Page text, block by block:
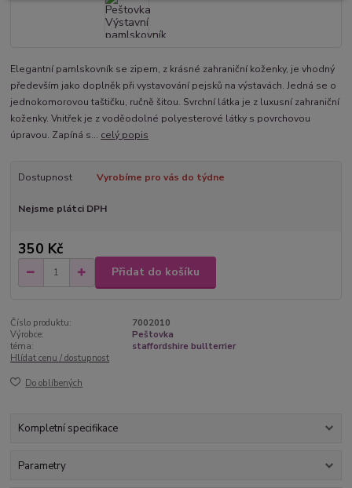
Elegantní pamlskovník se zipem, z krásné zahraniční koženky, je vhodný
především jako doplněk při vystavování pejsků na výstavách. Jedná se o
jednokomorovou taštičku, ručně šitou. Svrchní látka je z luxusní zahraniční
koženky. Vnitřek je z voděodolné polyesterové látky s povrchovou
úpravou. Zapíná s... celý popis
Dostupnost Vyrobíme pro vás do týdne
Nejsme plátci DPH
350 Kč
Přidat do košíku
Číslo produktu:
7002010
Výrobce:
Peštovka
téma:
staffordshire bullterrier
Hlídat cenu / dostupnost
Do oblíbených
Kompletní specifikace
Parametry